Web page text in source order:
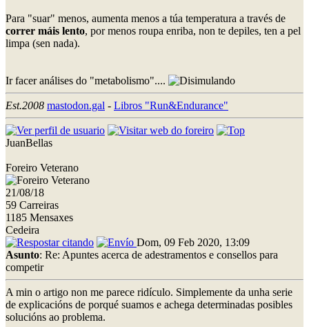
Para "suar" menos, aumenta menos a túa temperatura a través de
correr máis lento, por menos roupa enriba, non te depiles, ten a pel
limpa (sen nada).
Ir facer análises do "metabolismo"....
Est.2008 mastodon.gal - Libros "Run&Endurance"
JuanBellas
Foreiro Veterano
21/08/18
59 Carreiras
1185 Mensaxes
Cedeira
Dom, 09 Feb 2020, 13:09
Asunto: Re: Apuntes acerca de adestramentos e consellos para
competir
A min o artigo non me parece ridículo. Simplemente da unha serie
de explicacións de porqué suamos e achega determinadas posibles
solucións ao problema.